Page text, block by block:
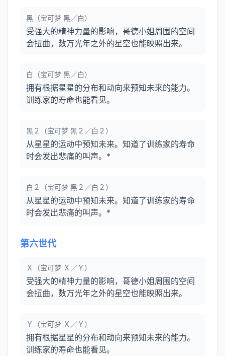
黑（宝可梦 黑／白）
受强大的精神力量的影响，哥德小姐周围的空间
会扭曲，数万光年之外的星空也能映照出来。
白（宝可梦 黑／白）
拥有根据星星的分布和动向来预知未来的能力。
训练家的寿命也能看见。
黑２（宝可梦 黑２／白２）
从星星的运动中预知未来。知道了训练家的寿命
时会发出悲痛的叫声。*
白２（宝可梦 黑２／白２）
从星星的运动中预知未来。知道了训练家的寿命
时会发出悲痛的叫声。*
第六世代
Ｘ（宝可梦 Ｘ／Ｙ）
受强大的精神力量的影响，哥德小姐周围的空间
会扭曲，数万光年之外的星空也能映照出来。
Ｙ（宝可梦 Ｘ／Ｙ）
拥有根据星星的分布和动向来预知未来的能力。
训练家的寿命也能看见。